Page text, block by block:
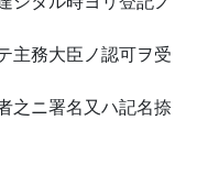
主務大臣ノ認可ヲ受
之ニ署名又ハ記名捺